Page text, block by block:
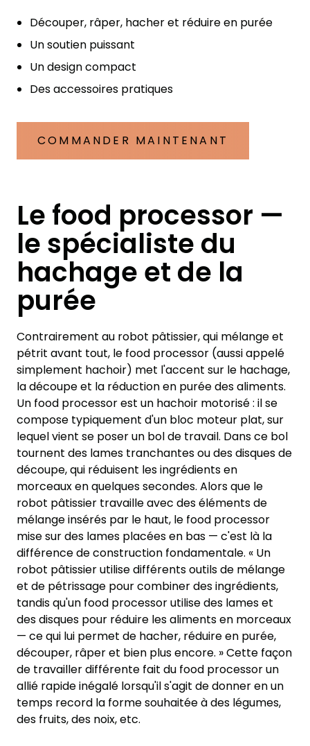
Découper, râper, hacher et réduire en purée
Un soutien puissant
Un design compact
Des accessoires pratiques
COMMANDER MAINTENANT
Le food processor —
le spécialiste du
hachage et de la
purée
Contrairement au robot pâtissier, qui mélange et
pétrit avant tout, le food processor (aussi appelé
simplement hachoir) met l'accent sur le hachage,
la découpe et la réduction en purée des aliments.
Un food processor est un hachoir motorisé : il se
compose typiquement d'un bloc moteur plat, sur
lequel vient se poser un bol de travail. Dans ce bol
tournent des lames tranchantes ou des disques de
découpe, qui réduisent les ingrédients en
morceaux en quelques secondes. Alors que le
robot pâtissier travaille avec des éléments de
mélange insérés par le haut, le food processor
mise sur des lames placées en bas — c'est là la
différence de construction fondamentale. « Un
robot pâtissier utilise différents outils de mélange
et de pétrissage pour combiner des ingrédients,
tandis qu'un food processor utilise des lames et
des disques pour réduire les aliments en morceaux
— ce qui lui permet de hacher, réduire en purée,
découper, râper et bien plus encore. » Cette façon
de travailler différente fait du food processor un
allié rapide inégalé lorsqu'il s'agit de donner en un
temps record la forme souhaitée à des légumes,
des fruits, des noix, etc.